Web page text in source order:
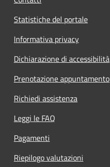
Statistiche del portale
Informativa privacy
Dichiarazione di accessibilità
Prenotazione appuntamento
Richiedi assistenza
Leggi le FAQ
Pagamenti
Riepilogo valutazioni